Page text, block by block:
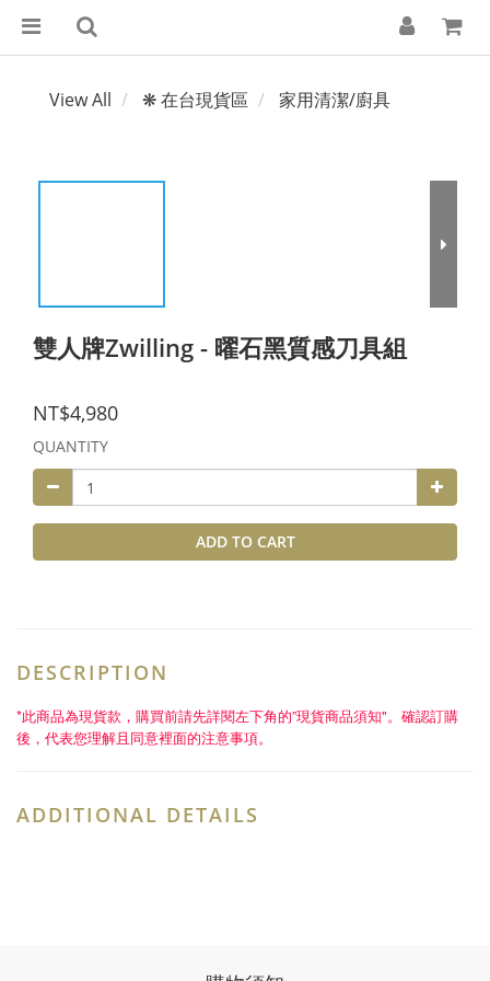
View All ❋ 在台現貨區 家用清潔/廚具
雙人牌Zwilling - 曜石黑質感刀具組
NT$4,980
QUANTITY
ADD TO CART
DESCRIPTION
*此商品為現貨款，購買前請先詳閱左下角的”現貨商品須知"。確認訂購
後，代表您理解且同意裡面的注意事項。
ADDITIONAL DETAILS